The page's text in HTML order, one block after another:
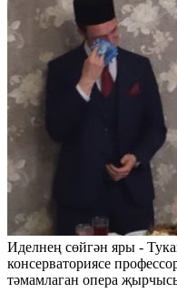
Иделнең сөйгəн яры -
консерваториясе
тəмамлаган опера